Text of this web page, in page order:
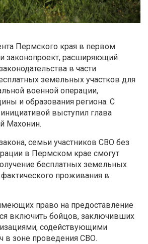
Пермского края в первом
законопроект, расширяющий
в части
земельных участков для
военной операции,
и образования региона. С
выступил глава
Махонин.
семьи участников СВО без
в Пермском крае смогут
бесплатных земельных
проживания в
право на предоставление
включить бойцов, заключивших
содействующими
в зоне проведения СВО.